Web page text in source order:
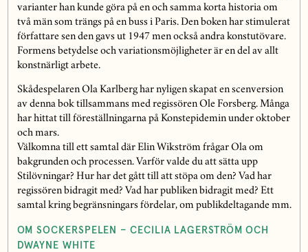
varianter han kunde göra på en och samma korta historia om
två män som trängs på en buss i Paris. Den boken har stimulerat
författare sen den gavs ut 1947 men också andra konstutövare.
Formens betydelse och variationsmöjligheter är en del av allt
konstnärligt arbete.
Skådespelaren Ola Karlberg har nyligen skapat en scenversion
av denna bok tillsammans med regissören Ole Forsberg. Många
har hittat till föreställningarna på Konstepidemin under oktober
och mars.
Välkomna till ett samtal där Elin Wikström frågar Ola om
bakgrunden och processen. Varför valde du att sätta upp
Stilövningar? Hur har det gått till att stöpa om den? Vad har
regissören bidragit med? Vad har publiken bidragit med? Ett
samtal kring begränsningars fördelar, om publikdeltagande mm.
OM SOCKERSPELEN – CECILIA LAGERSTRÖM OCH
DWAYNE WHITE